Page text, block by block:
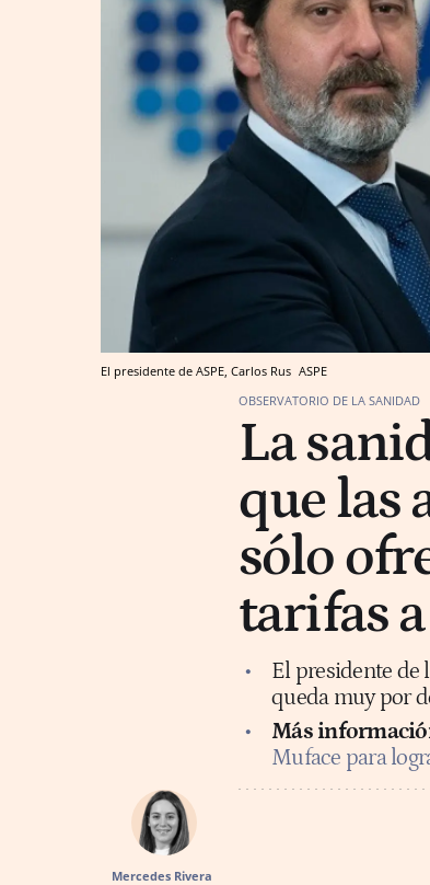
El presidente de ASPE, Carlos Rus ASPE
OBSERVATORIO DE LA SANIDAD
La
que las
sólo
tarifas
El presidente de
queda muy por
Más
Muface para
Mercedes Rivera